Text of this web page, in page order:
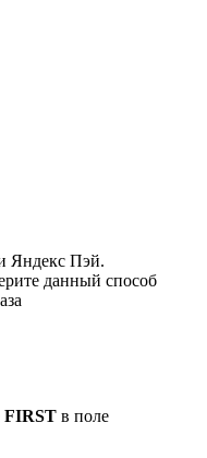
Яндекс Пэй.
данный способ
FIRST в поле